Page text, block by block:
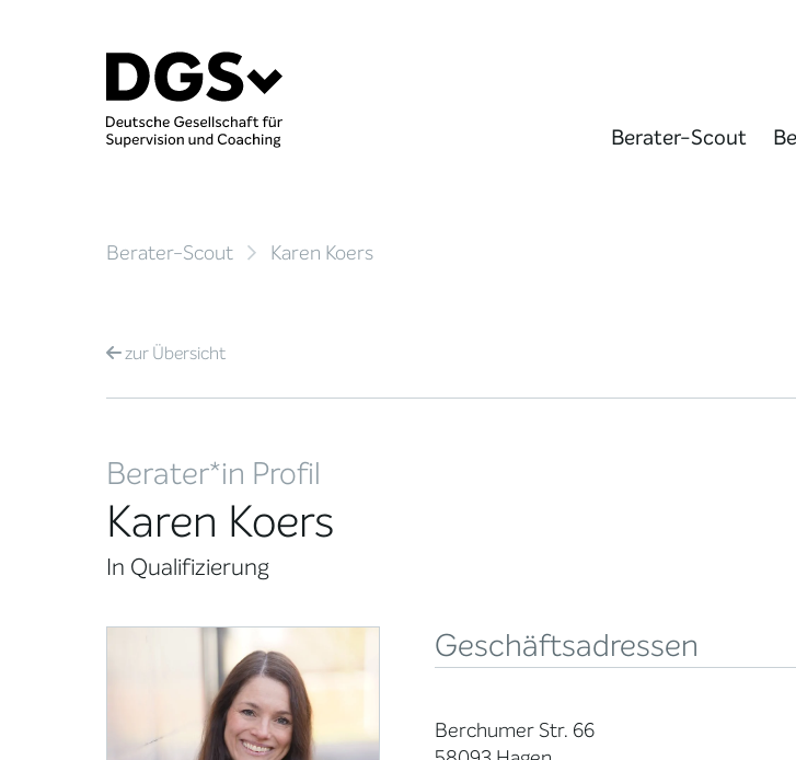
Berater-Scout
Berater-Scout Karen Koers
zurÜbersicht
Berater*in Profil
Karen Koers
In Qualifizierung
Geschäftsadressen
Berchumer Str. 66